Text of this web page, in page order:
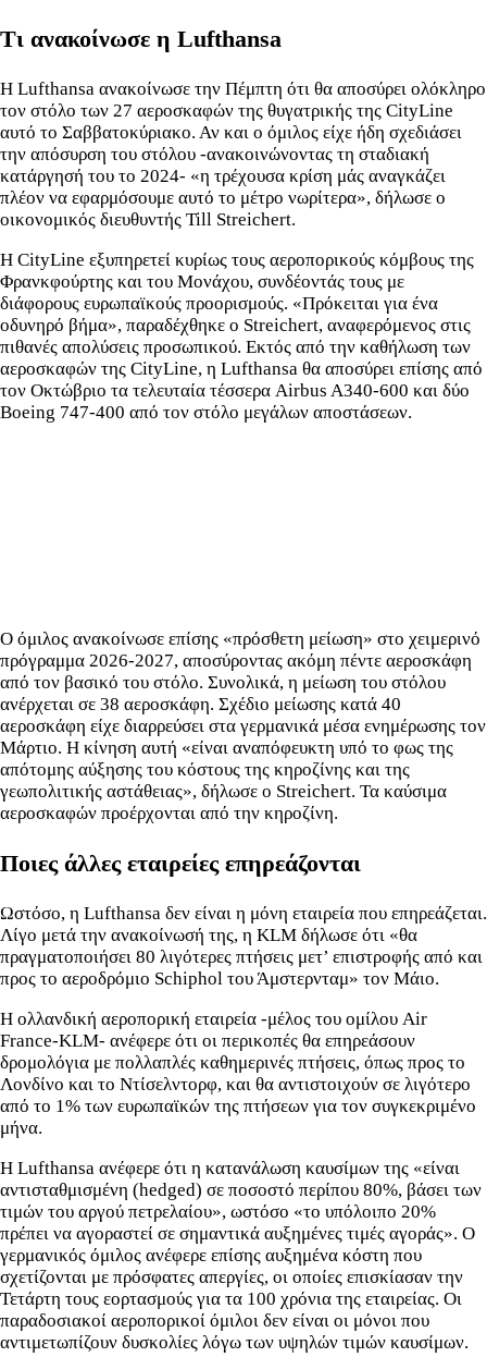
Τι ανακοίνωσε η Lufthansa
Η Lufthansa ανακοίνωσε την Πέμπτη ότι θα αποσύρει ολόκληρο
τον στόλο των 27 αεροσκαφών της θυγατρικής της CityLine
αυτό το Σαββατοκύριακο. Αν και ο όμιλος είχε ήδη σχεδιάσει
την απόσυρση του στόλου -ανακοινώνοντας τη σταδιακή
κατάργησή του το 2024- «η τρέχουσα κρίση μάς αναγκάζει
πλέον να εφαρμόσουμε αυτό το μέτρο νωρίτερα», δήλωσε ο
οικονομικός διευθυντής Till Streichert.
Η CityLine εξυπηρετεί κυρίως τους αεροπορικούς κόμβους της
Φρανκφούρτης και του Μονάχου, συνδέοντάς τους με
διάφορους ευρωπαϊκούς προορισμούς. «Πρόκειται για ένα
οδυνηρό βήμα», παραδέχθηκε ο Streichert, αναφερόμενος στις
πιθανές απολύσεις προσωπικού. Εκτός από την καθήλωση των
αεροσκαφών της CityLine, η Lufthansa θα αποσύρει επίσης από
τον Οκτώβριο τα τελευταία τέσσερα Airbus A340-600 και δύο
Boeing 747-400 από τον στόλο μεγάλων αποστάσεων.
Ο όμιλος ανακοίνωσε επίσης «πρόσθετη μείωση» στο χειμερινό
πρόγραμμα 2026-2027, αποσύροντας ακόμη πέντε αεροσκάφη
από τον βασικό του στόλο. Συνολικά, η μείωση του στόλου
ανέρχεται σε 38 αεροσκάφη. Σχέδιο μείωσης κατά 40
αεροσκάφη είχε διαρρεύσει στα γερμανικά μέσα ενημέρωσης τον
Μάρτιο. Η κίνηση αυτή «είναι αναπόφευκτη υπό το φως της
απότομης αύξησης του κόστους της κηροζίνης και της
γεωπολιτικής αστάθειας», δήλωσε ο Streichert. Τα καύσιμα
αεροσκαφών προέρχονται από την κηροζίνη.
Ποιες άλλες εταιρείες επηρεάζονται
Ωστόσο, η Lufthansa δεν είναι η μόνη εταιρεία που επηρεάζεται.
Λίγο μετά την ανακοίνωσή της, η KLM δήλωσε ότι «θα
πραγματοποιήσει 80 λιγότερες πτήσεις μετ’ επιστροφής από και
προς το αεροδρόμιο Schiphol του Άμστερνταμ» τον Μάιο.
Η ολλανδική αεροπορική εταιρεία -μέλος του ομίλου Air
France-KLM- ανέφερε ότι οι περικοπές θα επηρεάσουν
δρομολόγια με πολλαπλές καθημερινές πτήσεις, όπως προς το
Λονδίνο και το Ντίσελντορφ, και θα αντιστοιχούν σε λιγότερο
από το 1% των ευρωπαϊκών της πτήσεων για τον συγκεκριμένο
μήνα.
Η Lufthansa ανέφερε ότι η κατανάλωση καυσίμων της «είναι
αντισταθμισμένη (hedged) σε ποσοστό περίπου 80%, βάσει των
τιμών του αργού πετρελαίου», ωστόσο «το υπόλοιπο 20%
πρέπει να αγοραστεί σε σημαντικά αυξημένες τιμές αγοράς». Ο
γερμανικός όμιλος ανέφερε επίσης αυξημένα κόστη που
σχετίζονται με πρόσφατες απεργίες, οι οποίες επισκίασαν την
Τετάρτη τους εορτασμούς για τα 100 χρόνια της εταιρείας. Οι
παραδοσιακοί αεροπορικοί όμιλοι δεν είναι οι μόνοι που
αντιμετωπίζουν δυσκολίες λόγω των υψηλών τιμών καυσίμων.